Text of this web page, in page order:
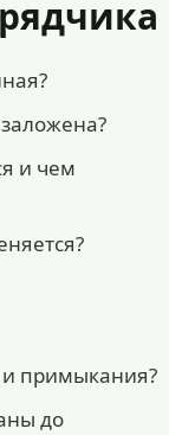
и чем
примыкания?
до